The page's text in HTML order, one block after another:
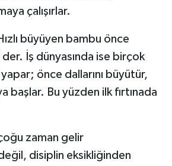
çalışırlar.
büyüyen bambu önce
İş dünyasında ise birçok
önce dallarını büyütür,
başlar. Bu yüzden ilk fırtınada
çoğu zaman gelir
disiplin eksikliğinden